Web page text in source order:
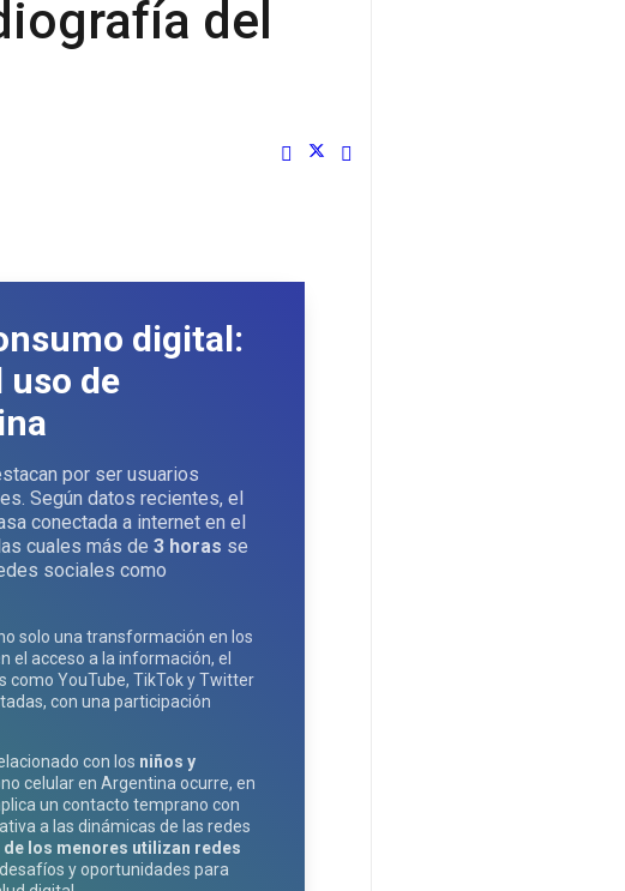
del
digital:
uso de
por ser usuarios
Según datos recientes, el
conectada a internet en el
cuales más de3 horas se
sociales como
solo una transformación en los
el acceso a la información, el
YouTube, TikTok y Twitter
con una participación
con los niños y
celular en Argentina ocurre, en
un contacto temprano con
a las dinámicas de las redes
de los menores utilizan redes
y oportunidades para